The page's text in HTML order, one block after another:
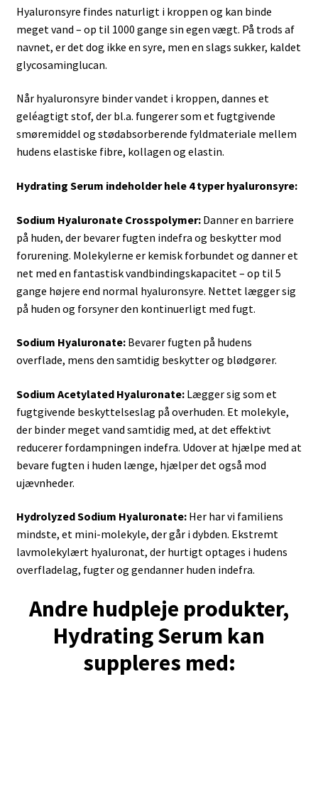
Hyaluronsyre findes naturligt i kroppen og kan binde
meget vand – op til 1000 gange sin egen vægt. På trods af
navnet, er det dog ikke en syre, men en slags sukker, kaldet
glycosaminglucan.
Når hyaluronsyre binder vandet i kroppen, dannes et
geléagtigt stof, der bl.a. fungerer som et fugtgivende
smøremiddel og stødabsorberende fyldmateriale mellem
hudens elastiske fibre, kollagen og elastin.
Hydrating Serum indeholder hele 4 typer hyaluronsyre:
Sodium Hyaluronate Crosspolymer:Danner en barriere
på huden, der bevarer fugten indefra og beskytter mod
forurening. Molekylerne er kemisk forbundet og danner et
net med en fantastisk vandbindingskapacitet – op til 5
gange højere end normal hyaluronsyre. Nettet lægger sig
på huden og forsyner den kontinuerligt med fugt.
Sodium Hyaluronate:Bevarer fugten på hudens
overflade, mens den samtidig beskytter og blødgører.
Sodium Acetylated Hyaluronate:Lægger sig som et
fugtgivende beskyttelseslag på overhuden. Et molekyle,
der binder meget vand samtidig med, at det effektivt
reducerer fordampningen indefra. Udover at hjælpe med at
bevare fugten i huden længe, hjælper det også mod
ujævnheder.
Hydrolyzed Sodium Hyaluronate:Her har vi familiens
mindste, et mini-molekyle, der går i dybden. Ekstremt
lavmolekylært hyaluronat, der hurtigt optages i hudens
overfladelag, fugter og gendanner huden indefra.
Andre hudpleje produkter,
Hydrating Serum kan
suppleres med: